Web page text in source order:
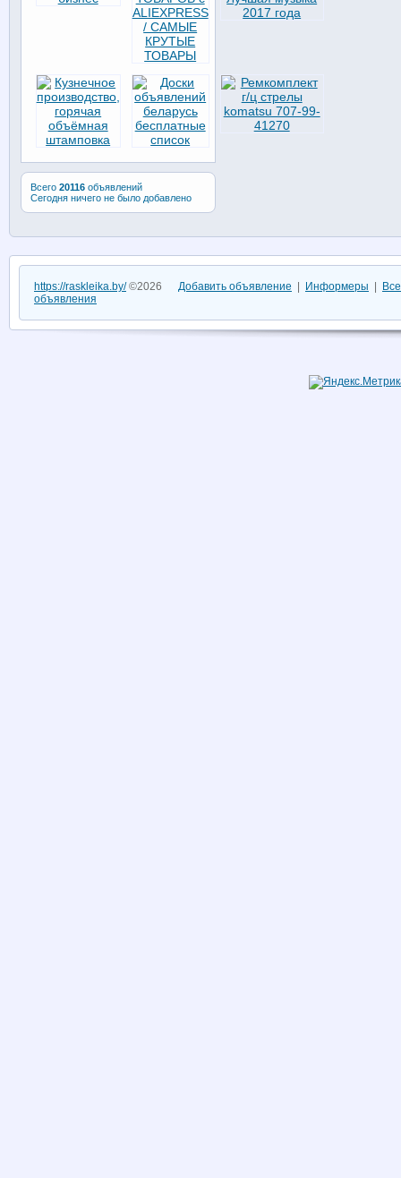
Всего 20116объявлений
Сегодня ничего не было добавлено
https://raskleika.by/©2026 Добавить объявление Информеры
объявления